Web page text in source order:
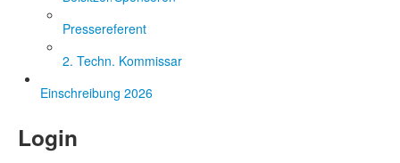
Pressereferent
2. Techn. Kommissar
Einschreibung 2026
Login